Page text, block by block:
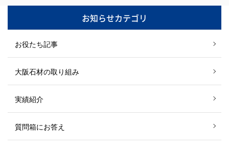
お知らせカテゴリ
お役たち記事
大阪石材の取り組み
実績紹介
質問箱にお答え